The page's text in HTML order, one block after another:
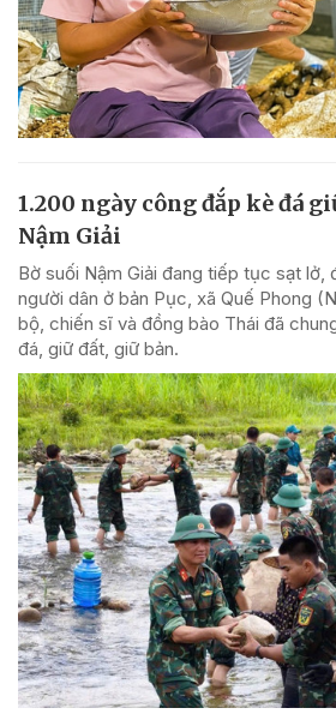
1.200 ngày công đắp kè đá
Nậm Giải
Bờ suối Nậm Giải đang tiếp tục sạt
người dân ở bản Pục, xã Quế Phong
bộ, chiến sĩ và đồng bào Thái đã
đá, giữ đất, giữ bản.